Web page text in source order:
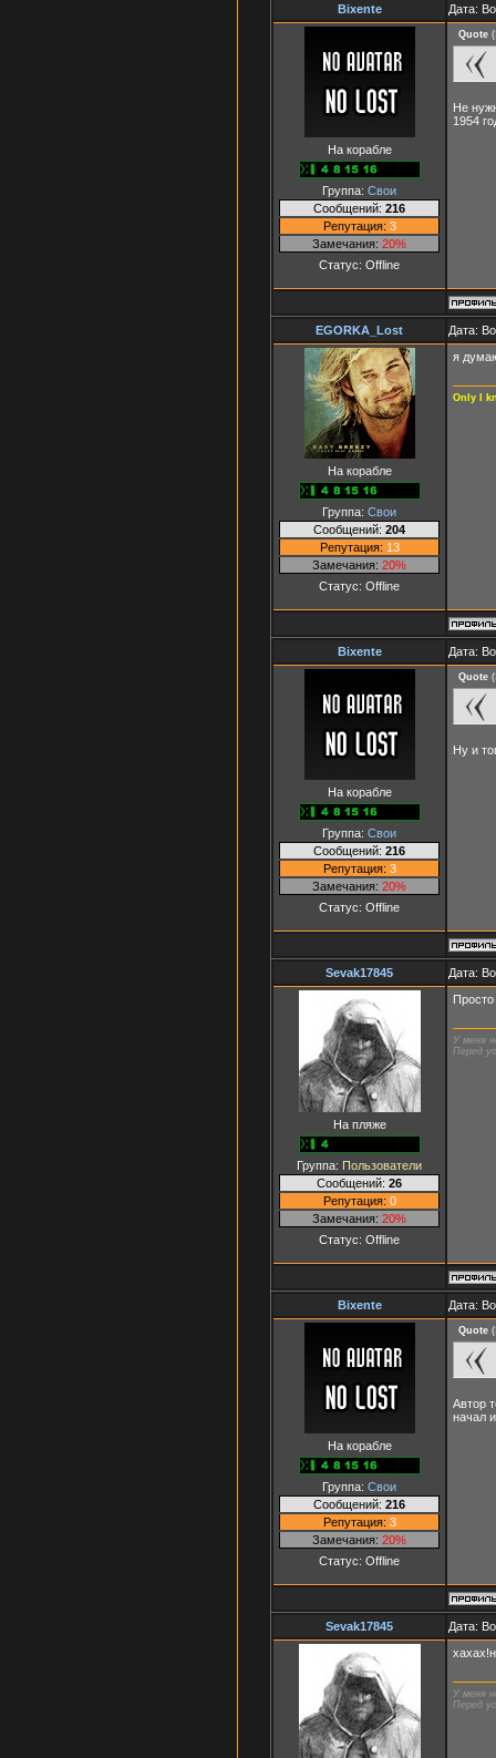
Bixente Дата:
На корабле
Группа: Свои
Сообщений: 216
Репутация: 3
Замечания: 20%
Статус: Offline
Quote (
Не
1954
EGORKA_Lost Дата:
На корабле
Группа: Свои
Сообщений: 204
Репутация: 13
Замечания: 20%
Статус: Offline
я
Only I
Bixente Дата:
На корабле
Группа: Свои
Сообщений: 216
Репутация: 3
Замечания: 20%
Статус: Offline
Quote (
Ну и
Sevak17845 Дата:
На пляже
Группа: Пользователи
Сообщений: 26
Репутация: 0
Замечания: 20%
Статус: Offline
Просто
У меня
Перед
Bixente Дата:
На корабле
Группа: Свои
Сообщений: 216
Репутация: 3
Замечания: 20%
Статус: Offline
Quote (
Автор
начал
Sevak17845
Дата:
У меня
Перед